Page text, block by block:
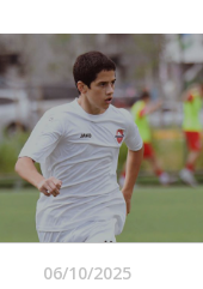
06/10/2025